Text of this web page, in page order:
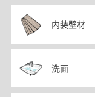
内装壁材
洗面